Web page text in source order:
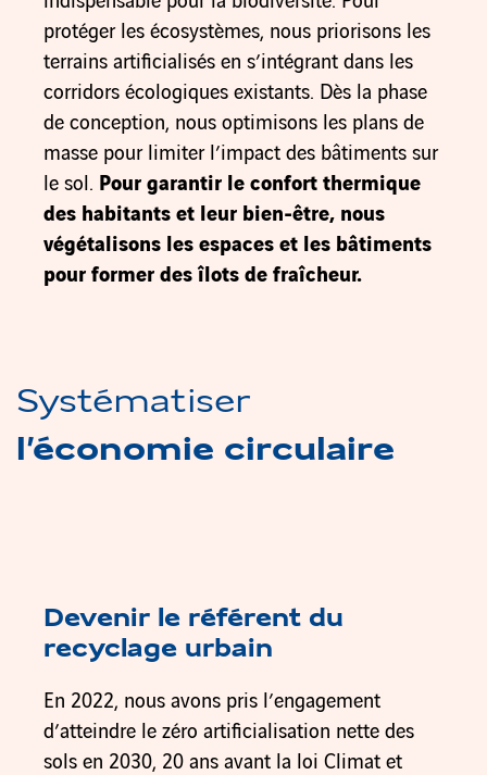
protéger les écosystèmes, nous priorisons les
terrains artificialisés en s’intégrant dans les
corridors écologiques existants. Dès la phase
de conception, nous optimisons les plans de
masse pour limiter l’impact des bâtiments sur
le sol. Pour garantir le confort thermique
des habitants et leur bien-être, nous
végétalisons les espaces et les bâtiments
pour former des îlots de fraîcheur.
Systématiser
l’économie circulaire
Devenir le référent du
recyclage urbain
En 2022, nous avons pris l’engagement
d’atteindre le zéro artificialisation nette des
sols en 2030, 20 ans avant la loi Climat et